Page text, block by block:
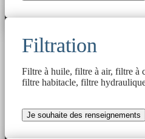
Filtration
Filtre à huile, filtre à air, filtre à
filtre habitacle, filtre
Je souhaite des renseignements